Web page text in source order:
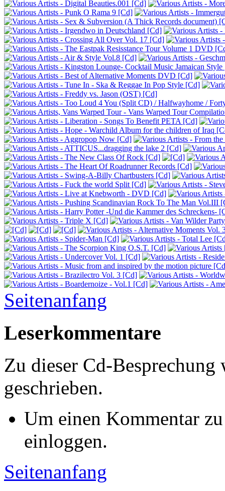
Seitenanfang
Leserkommentare
Zu dieser Cd-
geschrieben.
Um einen Kommentar
einloggen.
Seitenanfang